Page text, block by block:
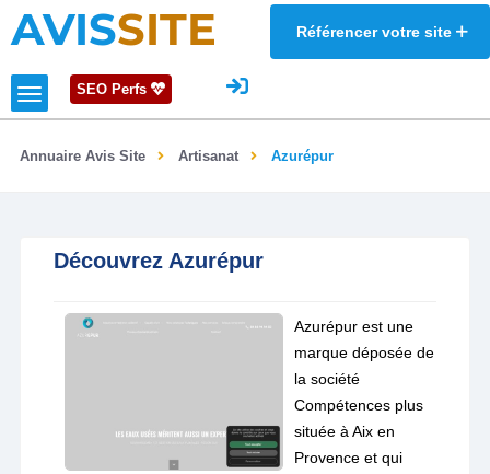
AVISSITE Référencer votre site
SEO Perfs
Annuaire Avis Site Artisanat Azurépur
Découvrez Azurépur
Azurépur est une
marque déposée de
la société
Compétences plus
située à Aix en
Provence et qui